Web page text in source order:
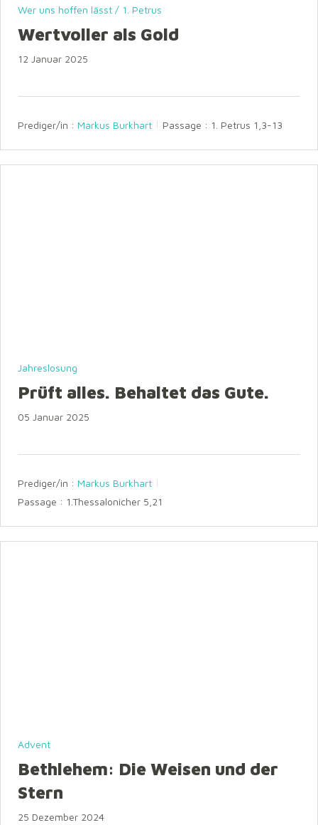
Wer uns hoffen lässt / 1. Petrus
Wertvoller als Gold
12 Januar 2025
Prediger/in : Markus Burkhart Passage : 1. Petrus 1,3-13
Jahreslosung
Prüft alles. Behaltet das Gute.
05 Januar 2025
Prediger/in : Markus Burkhart
Passage : 1.Thessalonicher 5,21
Advent
Bethlehem: Die Weisen und der
Stern
25 Dezember 2024